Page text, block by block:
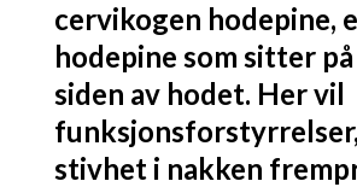
cervikogen hodepine,
hodepine som sitter
siden av hodet. Her vil
stivhet i nakken